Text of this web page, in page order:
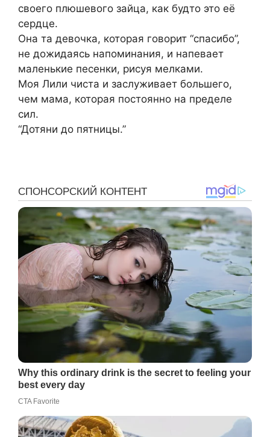
своего плюшевого зайца, как будто это её
сердце.
Она та девочка, которая говорит “спасибо”,
не дожидаясь напоминания, и напевает
маленькие песенки, рисуя мелками.
Моя Лили чиста и заслуживает большего,
чем мама, которая постоянно на пределе
сил.
“Дотяни до пятницы.”